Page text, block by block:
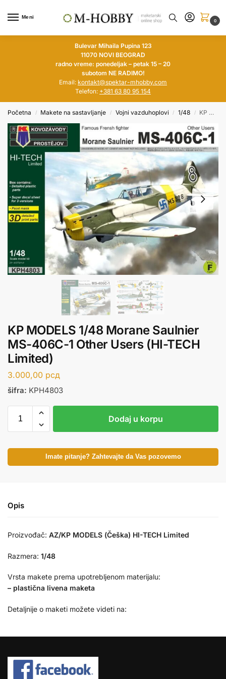
Meni
0
Bulevar Mihaila Pupina 123
11070 NOVI BEOGRAD
radno vreme: ponedeljak – petak 15 – 20
subotom NE RADIMO!
Email: kontakt@spektar-mhobby.com
Telefon: +381 63 80 95 154
Početna / Makete na sastavljanje / Vojni vazduhoplovi / 1/48 / KP MODELS 1/48 Morane Saulnier MS-406C-1 Other Users (HI-TECH Limited)
KP MODELS 1/48 Morane Saulnier
MS-406C-1 Other Users (HI-TECH
Limited)
3.000,00 рсд
šifra: KPH4803
Dodaj u korpu
Imate pitanje? Zahtevajte da Vas pozovemo
Opis
Proizvođač: AZ/KP MODELS (Češka) HI-TECH Limited
Razmera: 1/48
Vrsta makete prema upotrebljenom materijalu:
– plastična livena maketa
Detaljnije o maketi možete videti na: